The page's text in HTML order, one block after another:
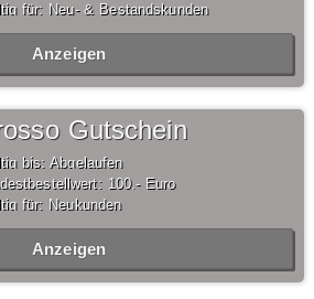
für: Neu- & Bestandskunden
Anzeigen
Gutschein
bis: Abgelaufen
100,- Euro
für: Neukunden
Anzeigen